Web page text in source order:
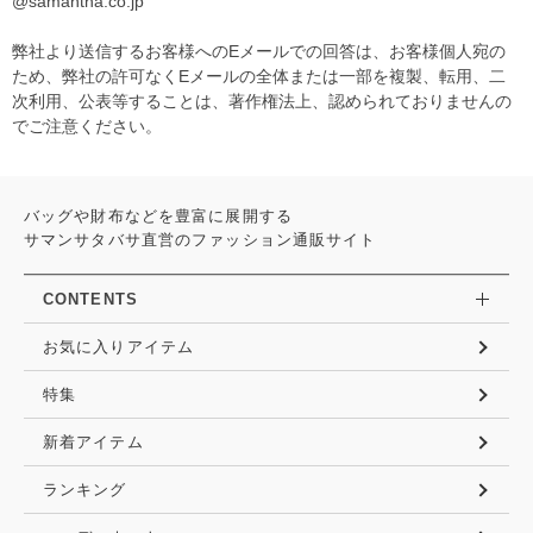
弊社より送信するお客様へのEメールでの回答は、お客様個人宛の
ため、弊社の許可なくEメールの全体または一部を複製、転用、二
次利用、公表等することは、著作権法上、認められておりませんの
でご注意ください。
バッグや財布などを豊富に展開する
サマンサタバサ直営のファッション通販サイト
CONTENTS
お気に入りアイテム
特集
新着アイテム
ランキング